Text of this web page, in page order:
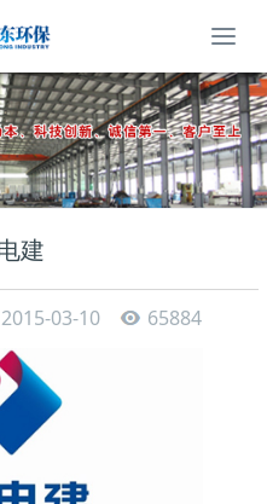
建
03-10 65884